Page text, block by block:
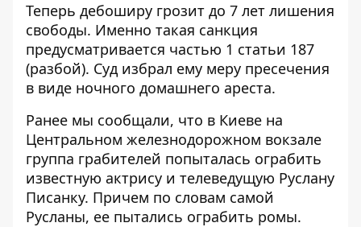
Теперь дебоширу грозит до 7 лет лишения
свободы. Именно такая санкция
предусматривается частью 1 статьи 187
(разбой). Суд избрал ему меру пресечения
в виде ночного домашнего ареста.
Ранее мы сообщали, что в Киеве на
Центральном железнодорожном вокзале
группа грабителей попыталась ограбить
известную актрису и телеведущую Руслану
Писанку. Причем по словам самой
Русланы, ее пытались ограбить ромы.